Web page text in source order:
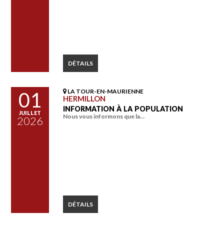
DÉTAILS
01
JUILLET
2026
LA TOUR-EN-MAURIENNE
HERMILLON
INFORMATION À LA POPULATION
Nous vous informons que la…
DÉTAILS